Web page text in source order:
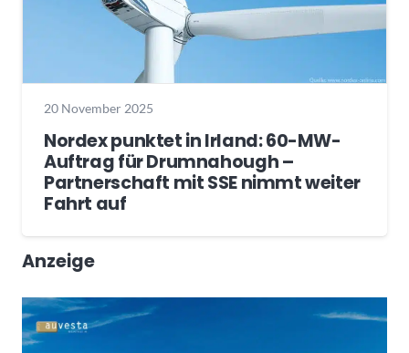
20 November 2025
Nordex punktet in Irland: 60-MW-
Auftrag für Drumnahough –
Partnerschaft mit SSE nimmt weiter
Fahrt auf
Anzeige